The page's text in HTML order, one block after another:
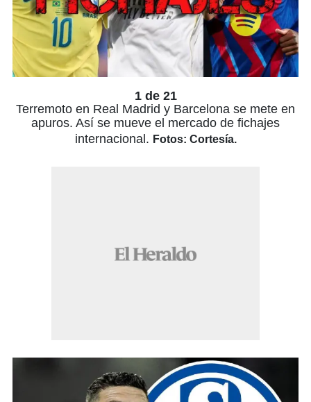
1 de 21
Terremoto en Real Madrid y Barcelona se mete en
apuros. Así se mueve el mercado de fichajes
internacional. Fotos: Cortesía.